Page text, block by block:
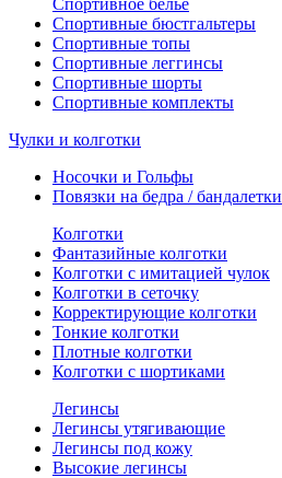
Спортивное белье
Спортивные бюстгальтеры
Спортивные топы
Спортивные леггинсы
Спортивные шорты
Спортивные комплекты
Чулки и колготки
Носочки и Гольфы
Повязки на бедра / бандалетки
Колготки
Фантазийные колготки
Колготки с имитацией чулок
Колготки в сеточку
Корректирующие колготки
Тонкие колготки
Плотные колготки
Колготки с шортиками
Легинсы
Легинсы утягивающие
Легинсы под кожу
Высокие легинсы